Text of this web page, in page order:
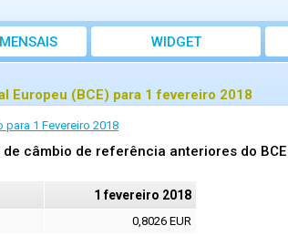
WIDGET
Europeu (BCE) para 1 fevereiro 2018
para 1 Fevereiro 2018
câmbio de referência anteriores do BCE
1 fevereiro 2018
0,8026 EUR